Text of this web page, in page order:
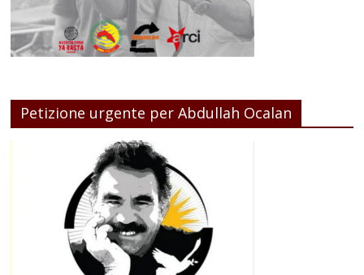
Petizione urgente per Abdullah Ocalan